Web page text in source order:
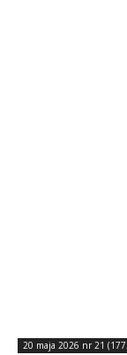
20 maja 2026 nr 21